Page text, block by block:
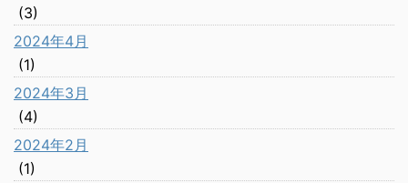
(3)
2024年4月
(1)
2024年3月
(4)
2024年2月
(1)